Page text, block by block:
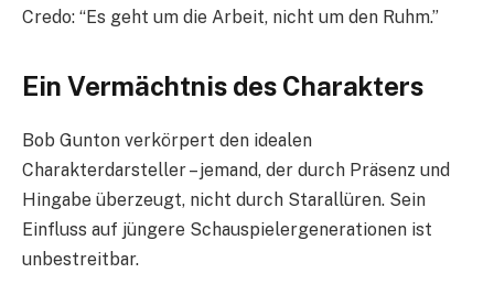
Credo: “Es geht um die Arbeit, nicht um den Ruhm.”
Ein Vermächtnis des Charakters
Bob Gunton verkörpert den idealen
Charakterdarsteller – jemand, der durch Präsenz und
Hingabe überzeugt, nicht durch Starallüren. Sein
Einfluss auf jüngere Schauspielergenerationen ist
unbestreitbar.